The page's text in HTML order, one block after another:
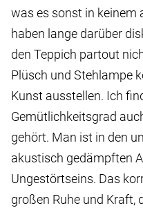
was es sonst in keinem
haben lange darüber
den Teppich partout
Plüsch und Stehlampe
Kunst ausstellen. Ich
Gemütlichkeitsgrad
gehört. Man ist in den
akustisch gedämpften
Ungestörtseins. Das
großen Ruhe und Kraft,